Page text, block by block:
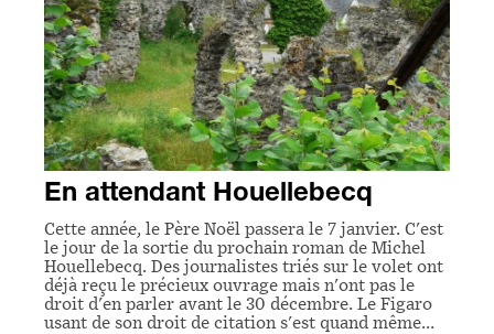
En attendant Houellebecq
Cette année, le Père Noël passera le 7 janvier. C'est
le jour de la sortie du prochain roman de Michel
Houellebecq. Des journalistes triés sur le volet ont
déjà reçu le précieux ouvrage mais n'ont pas le
droit d'en parler avant le 30 décembre. Le Figaro
usant de son droit de citation s'est quand même…